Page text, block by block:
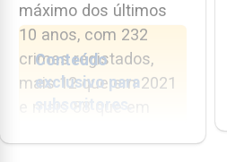
máximo dos últimos
10 anos, com 232
crimes registados,
mais 12 que em 2021
Conteúdo
exclusivo para
subscritores.